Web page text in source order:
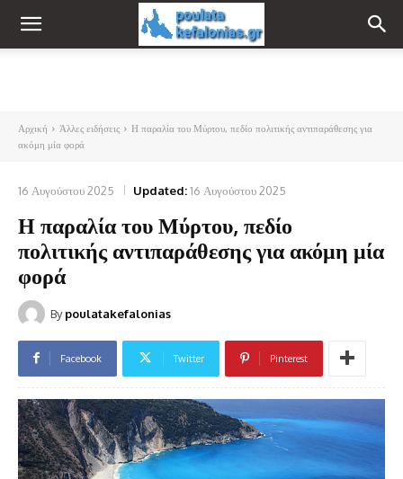
Αρχική Άλλες ειδήσεις
Η παραλία του Μύρτου, πεδίο πολιτικής αντιπαράθεσης για
ακόμη μία φορά
16 Αυγούστου 2025 Updated:16 Αυγούστου 2025
Η παραλία του Μύρτου, πεδίο
πολιτικής αντιπαράθεσης για ακόμη μία
φορά
By poulatakefalonias
Facebook Twitter Pinterest